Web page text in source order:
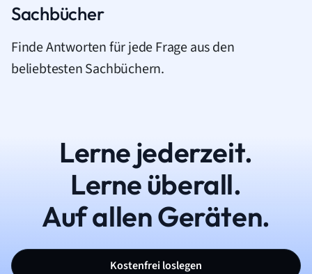
Sachbücher
Finde Antworten für jede Frage aus den
beliebtesten Sachbüchern.
Lerne jederzeit.
Lerne überall.
Auf allen Geräten.
Kostenfrei loslegen